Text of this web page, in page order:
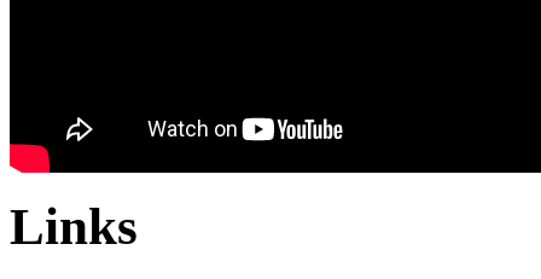
Links